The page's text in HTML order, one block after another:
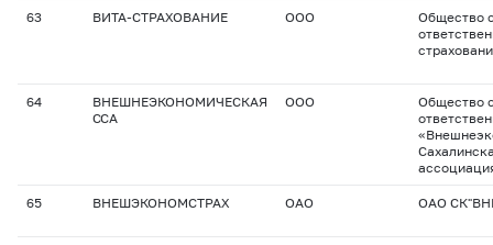
63 ВИТА-СТРАХОВАНИЕ ООО
Общество
64
ВНЕШНЕЭКОНОМИЧЕСКАЯ
ССА
ООО
Общество
65 ВНЕШЭКОНОМСТРАХ ОАО ОАО